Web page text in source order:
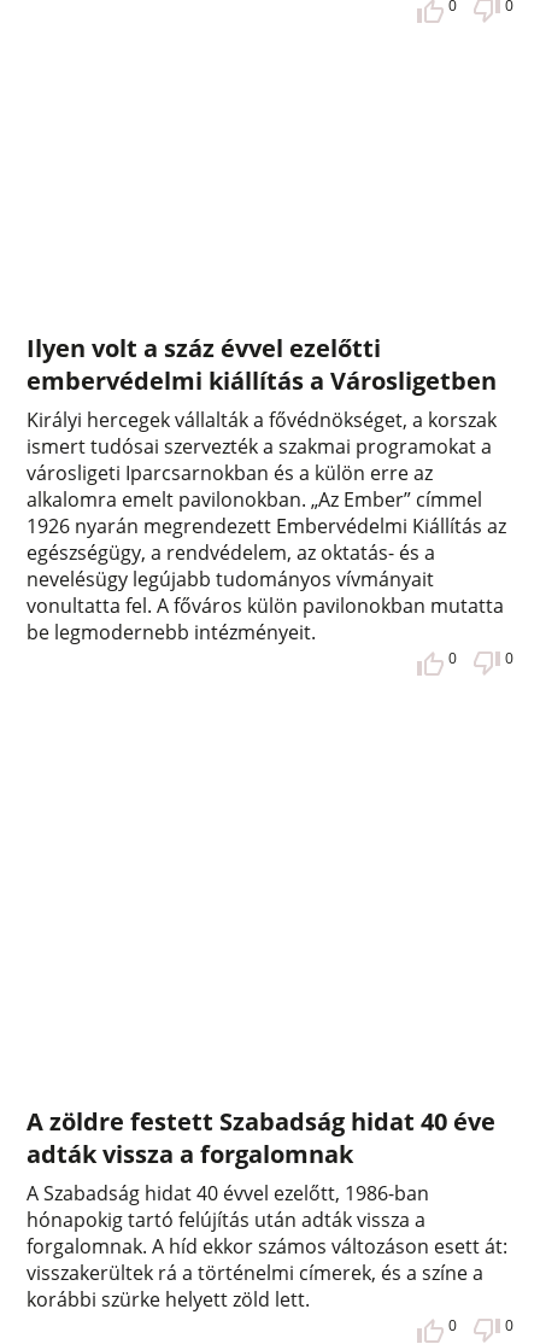
0 0
Ilyen volt a száz évvel ezelőtti
embervédelmi kiállítás a Városligetben
Királyi hercegek vállalták a fővédnökséget, a korszak
ismert tudósai szervezték a szakmai programokat a
városligeti Iparcsarnokban és a külön erre az
alkalomra emelt pavilonokban. „Az Ember” címmel
1926 nyarán megrendezett Embervédelmi Kiállítás az
egészségügy, a rendvédelem, az oktatás- és a
nevelésügy legújabb tudományos vívmányait
vonultatta fel. A főváros külön pavilonokban mutatta
be legmodernebb intézményeit.
0 0
A zöldre festett Szabadság hidat 40 éve
adták vissza a forgalomnak
A Szabadság hidat 40 évvel ezelőtt, 1986-ban
hónapokig tartó felújítás után adták vissza a
forgalomnak. A híd ekkor számos változáson esett át:
visszakerültek rá a történelmi címerek, és a színe a
korábbi szürke helyett zöld lett.
0 0